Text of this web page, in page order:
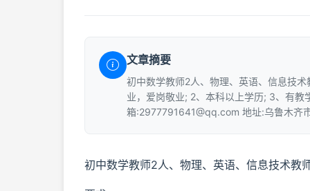
文章摘要
初中数学教师2人、物理、英语、信息技
业，爱岗敬业; 2、本科以上学历; 3、有
箱:2977791641@qq.com 地址:乌鲁木齐
初中数学教师2人、物理、英语、信息技术教